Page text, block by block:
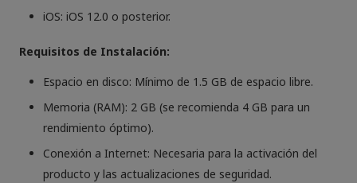
iOS: iOS 12.0 o posterior.
Requisitos de Instalación:
Espacio en disco: Mínimo de 1.5 GB de espacio libre.
Memoria (RAM): 2 GB (se recomienda 4 GB para un
rendimiento óptimo).
Conexión a Internet: Necesaria para la activación del
producto y las actualizaciones de seguridad.